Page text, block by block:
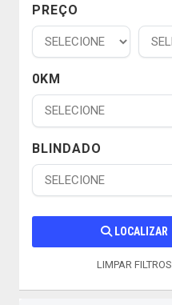
PREÇO
0KM
BLINDADO
LOCALIZAR
LIMPAR FILTROS